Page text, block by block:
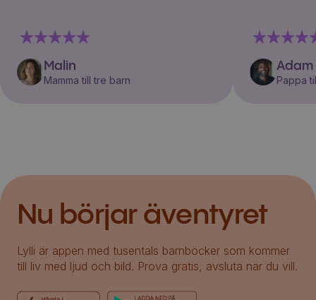
Malin
Mamma till tre barn
Adam
Pappa
Nu börjar äventyret
Lylli är appen med tusentals barnböcker som kommer
till liv med ljud och bild. Prova gratis, avsluta när du vill.